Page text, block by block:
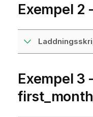
Exempel 2
Exempel 3